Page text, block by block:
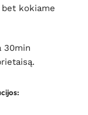
bet kokiame
30min